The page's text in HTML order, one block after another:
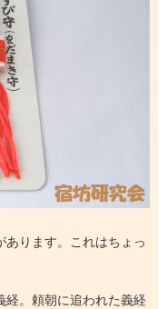
ります。これはちょっ
。頼朝に追われた義経